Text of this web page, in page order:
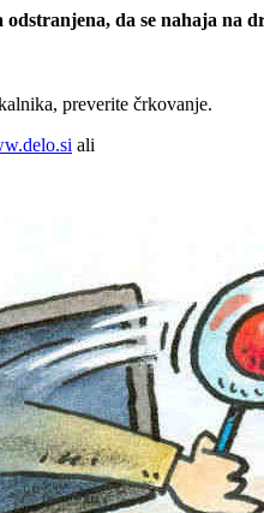
da se nahaja na
preverite črkovanje.
ali